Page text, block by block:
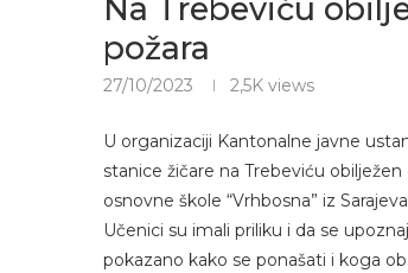
Na Trebeviću
požara
27/10/2023 2,5K views
U organizaciji Kantonalne javne
stanice žičare na Trebeviću
osnovne škole “Vrhbosna” iz
Učenici su imali priliku i da se
pokazano kako se ponašati i koga